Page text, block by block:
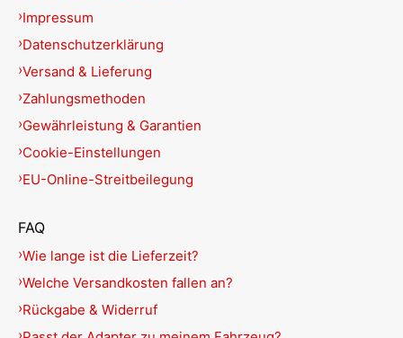
Impressum
Datenschutzerklärung
Versand & Lieferung
Zahlungsmethoden
Gewährleistung & Garantien
Cookie-Einstellungen
EU-Online-Streitbeilegung
FAQ
Wie lange ist die Lieferzeit?
Welche Versandkosten fallen an?
Rückgabe & Widerruf